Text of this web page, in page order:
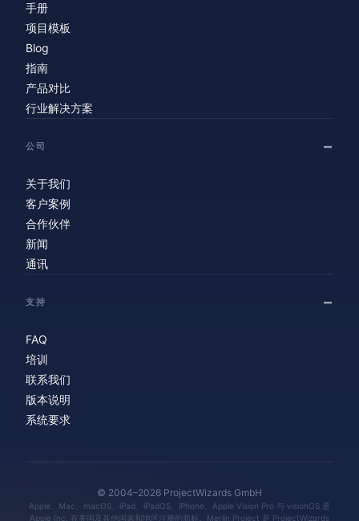
手册
项目模板
Blog
指南
产品对比
行业解决方案
公司
关于我们
客户案例
合作伙伴
新闻
通讯
支持
FAQ
培训
联系我们
版本说明
系统要求
© 2004–2026 ProjectWizards GmbH
Apple、Mac、macOS、iPad、iPadOS、iPhone、Apple Vision Pro 与 visionOS 是
Apple Inc. 在美国及其他国家和地区注册的商标。Merlin Project 是 ProjectWizards